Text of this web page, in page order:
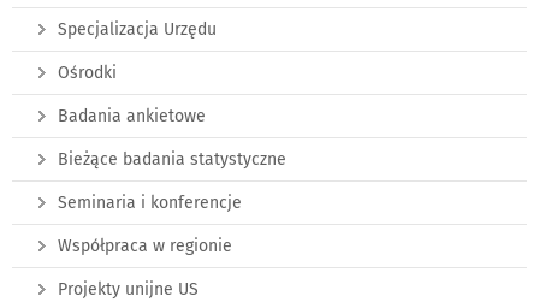
Specjalizacja Urzędu
Ośrodki
Badania ankietowe
Bieżące badania statystyczne
Seminaria i konferencje
Współpraca w regionie
Projekty unijne US